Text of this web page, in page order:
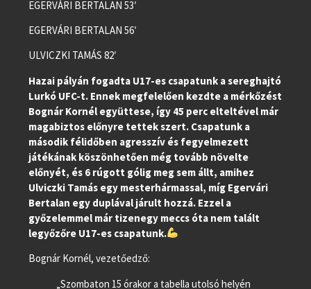
EGERVÁRI BERTALAN 53′
EGERVÁRI BERTALAN 56′
ULVICZKI TAMÁS 82′
Hazai pályán fogadta U17-es csapatunk a sereghajtó
Lurkó UFC-t. Ennek megfelelően kezdte a mérkőzést
Bognár Kornél együttese, így 45 perc elteltével már
magabiztos előnyre tettek szert. Csapatunk a
második félidőben agresszív és fegyelmezett
játékának köszönhetően még tovább növelte
előnyét, és 6 rúgott gólig meg sem állt, amihez
Ulviczki Tamás egy mesterhármassal, míg Egervári
Bertalan egy duplával járult hozzá. Ezzel a
győzelemmel már tizenegy meccs óta nem talált
legyőzőre U17-es csapatunk.
Bognár Kornél, vezetőedző:
„Szombaton 15 órakor a tabella utolsó helyén